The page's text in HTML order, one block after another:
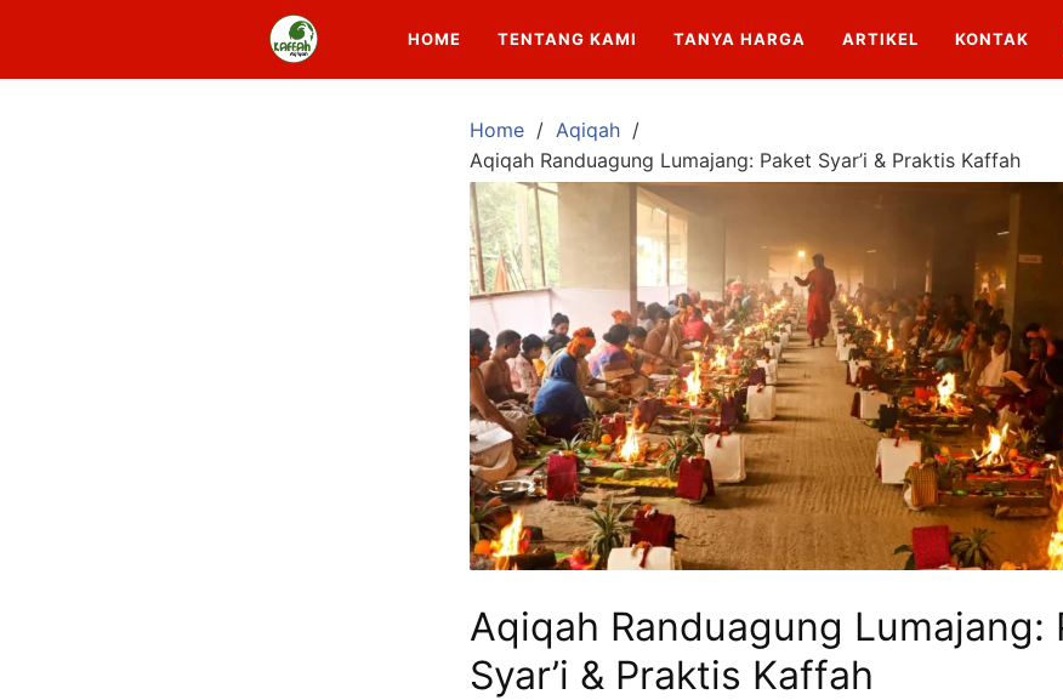
HOME TENTANG KAMI TANYA HARGA ARTIKEL KONTAK
Home
Aqiqah
Aqiqah Randuagung Lumajang: Paket Syar’i & Praktis Kaffah
Aqiqah Randuagung Lumajang:
Syar’i & Praktis Kaffah